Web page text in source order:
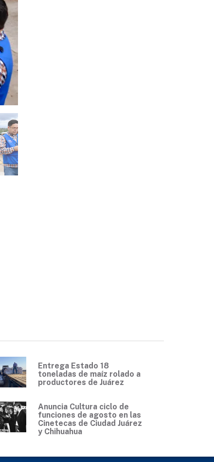
Entrega Estado 18
toneladas de maíz rolado a
productores de Juárez
Anuncia Cultura ciclo de
funciones de agosto en las
Cinetecas de Ciudad Juárez
y Chihuahua